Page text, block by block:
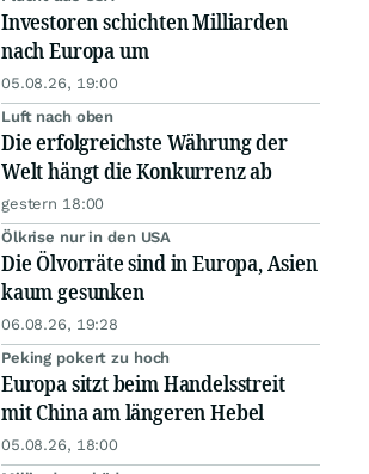
Investoren schichten Milliarden
nach Europa um
05.08.26, 19:00
Luft nach oben
Die erfolgreichste Währung der
Welt hängt die Konkurrenz ab
gestern 18:00
Ölkrise nur in den USA
Die Ölvorräte sind in Europa, Asien
kaum gesunken
06.08.26, 19:28
Peking pokert zu hoch
Europa sitzt beim Handelsstreit
mit China am längeren Hebel
05.08.26, 18:00